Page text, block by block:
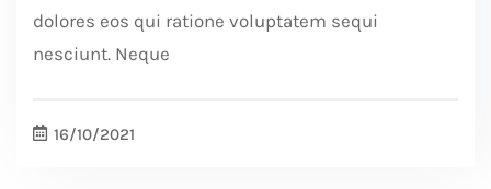
dolores eos qui ratione voluptatem sequi
nesciunt. Neque
16/10/2021